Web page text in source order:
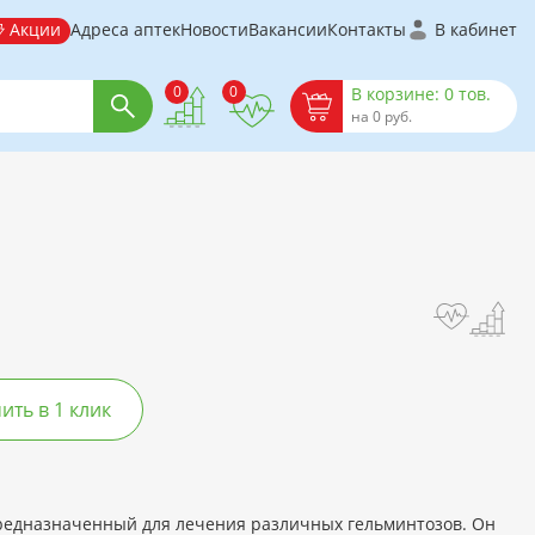
Акции Адреса аптекНовостиВакансииКонтакты В кабинет
0 0 В корзине: 0 тов.
на 0 руб.
в 1 клик
для лечения различных гельминтозов. Он